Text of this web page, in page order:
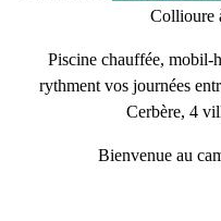
Collioure
Piscine chauffée, mobil-
rythment vos journées
Cerbère, 4
Bienvenue au